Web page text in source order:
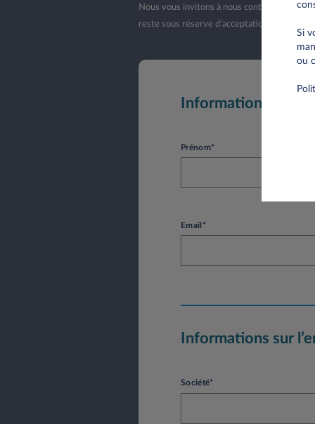
Nous vous invitons à nous contacter
reste sous réserve d’acceptation de votre
Informations
Prénom*
Email*
Informations sur
Société*
Si
ou